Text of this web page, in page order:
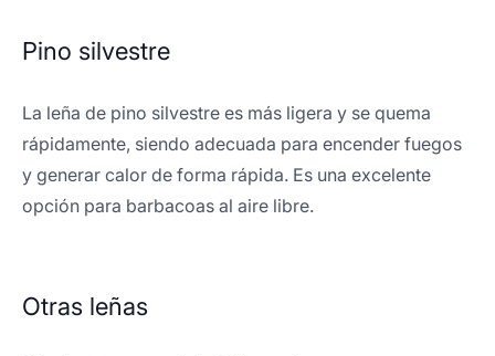
Pino silvestre
La leña de pino silvestre es más ligera y se quema
rápidamente, siendo adecuada para encender fuegos
y generar calor de forma rápida. Es una excelente
opción para barbacoas al aire libre.
Otras leñas